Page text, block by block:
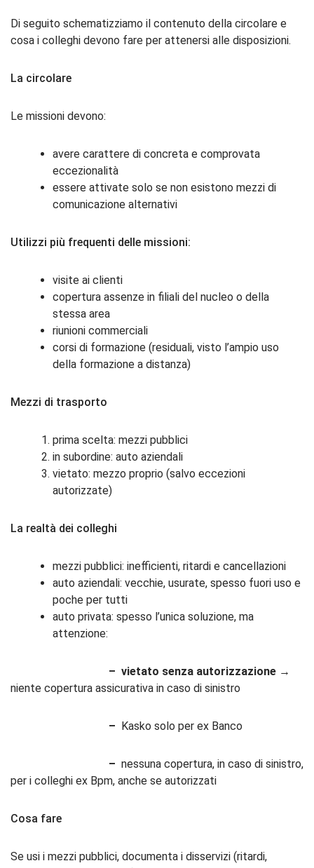
Di seguito schematizziamo il contenuto della circolare e
cosa i colleghi devono fare per attenersi alle disposizioni.
La circolare
Le missioni devono:
avere carattere di concreta e comprovata
eccezionalità
essere attivate solo se non esistono mezzi di
comunicazione alternativi
Utilizzi più frequenti delle missioni:
visite ai clienti
copertura assenze in filiali del nucleo o della
stessa area
riunioni commerciali
corsi di formazione (residuali, visto l’ampio uso
della formazione a distanza)
Mezzi di trasporto
prima scelta: mezzi pubblici
in subordine: auto aziendali
vietato: mezzo proprio (salvo eccezioni
autorizzate)
La realtà dei colleghi
mezzi pubblici: inefficienti, ritardi e cancellazioni
auto aziendali: vecchie, usurate, spesso fuori uso e
poche per tutti
auto privata: spesso l’unica soluzione, ma
attenzione:
– vietato senza autorizzazione →
niente copertura assicurativa in caso di sinistro
– Kasko solo per ex Banco
– nessuna copertura, in caso di sinistro,
per i colleghi ex Bpm, anche se autorizzati
Cosa fare
Se usi i mezzi pubblici, documenta i disservizi (ritardi,